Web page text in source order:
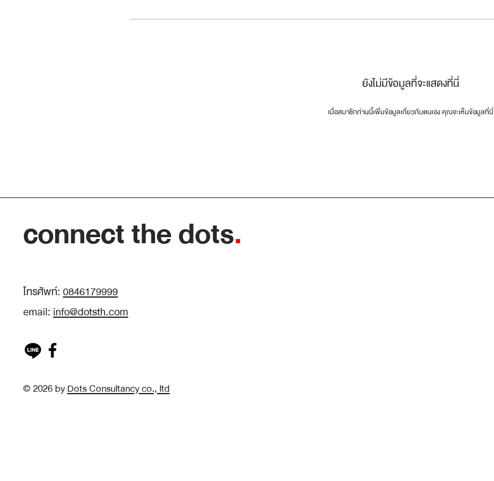
ยังไม่มีข้อมูลที่จะแสดงที่นี่
เมื่อสมาชิกท่านนี้เพิ่มข้อมูลเกี่ยวกับตนเอง คุณจะเห็นข้อมูลที่นี่
connect the dots.
โทรศัพท์:0846179999
email:info@dotsth.com
© 2026 byDots Consultancy co., ltd